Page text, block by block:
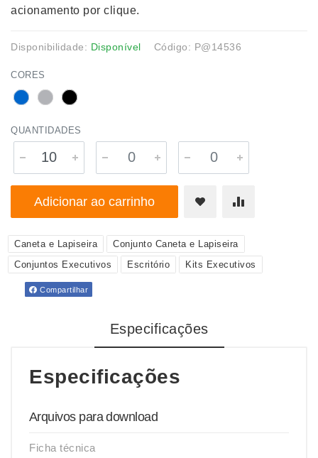
acionamento por clique.
Disponibilidade: Disponível Código: P@14536
CORES
QUANTIDADES
Adicionar ao carrinho
Caneta e Lapiseira
Conjunto Caneta e Lapiseira
Conjuntos Executivos
Escritório Kits Executivos
Compartilhar
Especificações
Especificações
Arquivos para download
Ficha técnica